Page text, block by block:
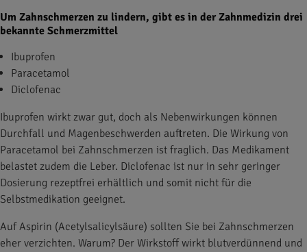
Um Zahnschmerzen zu lindern, gibt es in der Zahnmedizin drei
bekannte Schmerzmittel
Ibuprofen
Paracetamol
Diclofenac
Ibuprofen wirkt zwar gut, doch als Nebenwirkungen können
Durchfall und Magenbeschwerden auftreten. Die Wirkung von
Paracetamol bei Zahnschmerzen ist fraglich. Das Medikament
belastet zudem die Leber. Diclofenac ist nur in sehr geringer
Dosierung rezeptfrei erhältlich und somit nicht für die
Selbstmedikation geeignet.
Auf Aspirin (Acetylsalicylsäure) sollten Sie bei Zahnschmerzen
eher verzichten. Warum? Der Wirkstoff wirkt blutverdünnend und